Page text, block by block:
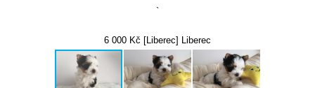
`
6 000 Kč [Liberec] Liberec